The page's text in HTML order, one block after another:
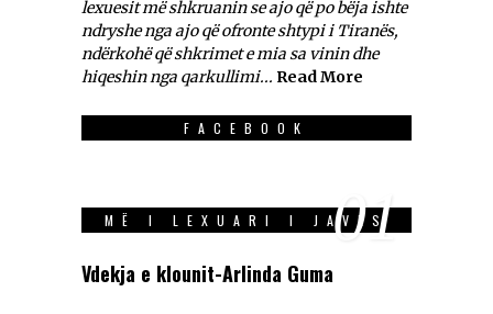
lexuesit më shkruanin se ajo që po bëja ishte
ndryshe nga ajo që ofronte shtypi i Tiranës,
ndërkohë që shkrimet e mia sa vinin dhe
hiqeshin nga qarkullimi... Read More
FACEBOOK
MË I LEXUARI I JAVES
01
Vdekja e klounit-Arlinda Guma